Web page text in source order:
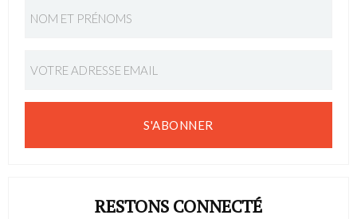
S'ABONNER
RESTONS CONNECTÉ